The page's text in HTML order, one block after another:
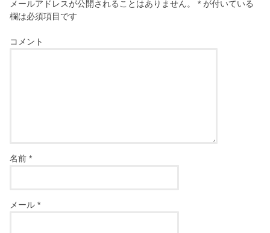
メールアドレスが公開されることはありません。 * が付いている
欄は必須項目です
コメント
名前*
メール*